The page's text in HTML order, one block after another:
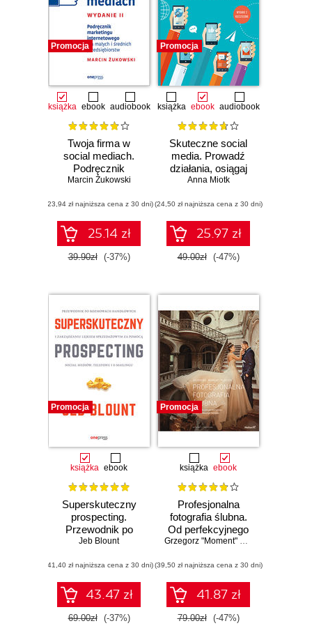
Promocja
książka ebook audiobook
Twoja firma w
social mediach.
Podręcznik
marketingu
małych i średnich
przedsiębiorstw.
Wydanie II
Marcin Żukowski
(23,94 zł najniższa cena z 30 dni)
25.14 zł
39.90zł (-37%)
Promocja
książka ebook audiobook
Skuteczne social
media. Prowadź
działania, osiągaj
zamierzone efekty.
rozszerzone
Anna Miotk
(24,50 zł najniższa cena z 30 dni)
25.97 zł
49.00zł (-47%)
Promocja
książka ebook
Superskuteczny
prospecting.
Przewodnik po
rozmowach
zarządzaniu
lejkiem
sprzedażowym za
pomocą social
mediów, telefonu i
Jeb Blount
(41,40 zł najniższa cena z 30 dni)
43.47 zł
69.00zł (-37%)
Promocja
książka ebook
Profesjonalna
fotografia ślubna.
Od perfekcyjnego
warsztatu do
biznesu. Wydanie
II zmienione
Grzegorz "Moment" Płaczek
(39,50 zł najniższa cena z 30 dni)
41.87 zł
79.00zł (-47%)